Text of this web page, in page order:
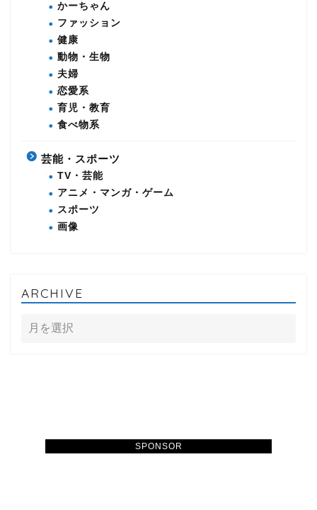
SPONSOR
かーちゃん
ファッション
健康
動物・生物
夫婦
恋愛系
育児・教育
食べ物系
芸能・スポーツ
TV・芸能
アニメ・マンガ・ゲーム
スポーツ
画像
ARCHIVE